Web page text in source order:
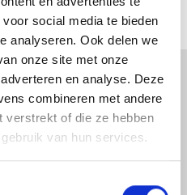
social media te bieden
analyseren. Ook delen we
onze site met onze
en analyse. Deze
combineren met andere
verstrekt of die ze hebben
van hun services.
we voor u
advies? Maak dan een
specialisten via het